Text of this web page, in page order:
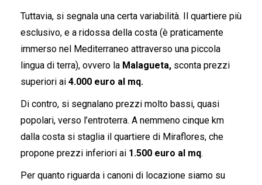
Tuttavia, si segnala una certa variabilità. Il quartiere più
esclusivo, e a ridossa della costa (è praticamente
immerso nel Mediterraneo attraverso una piccola
lingua di terra), ovvero la Malagueta, sconta prezzi
superiori ai 4.000 euro al mq.
Di contro, si segnalano prezzi molto bassi, quasi
popolari, verso l’entroterra. A nemmeno cinque km
dalla costa si staglia il quartiere di Miraflores, che
propone prezzi inferiori ai 1.500 euro al mq.
Per quanto riguarda i canoni di locazione siamo su